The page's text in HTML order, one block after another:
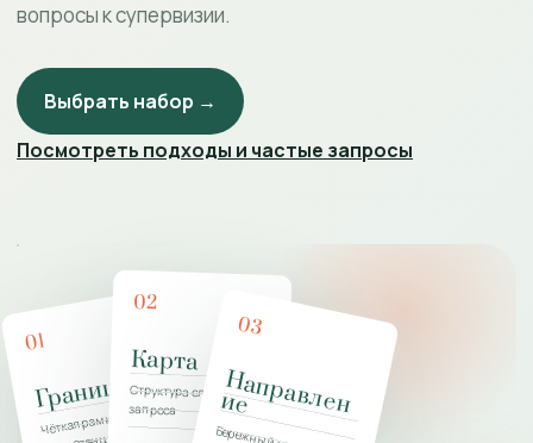
вопросы к супервизии.
Выбрать набор →
Посмотреть подходы и частые запросы
01
Границы
Чёткая рамка
02
Карта
Структура сложного
запроса
03
Н
а
п
р
а
в
л
е
н
и
е